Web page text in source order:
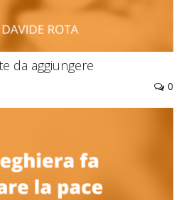
da aggiungere
0